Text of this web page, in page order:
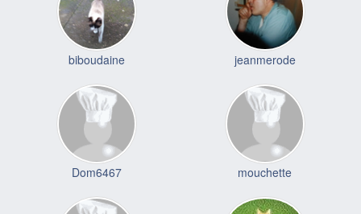
biboudaine jeanmerode
Dom6467 mouchette